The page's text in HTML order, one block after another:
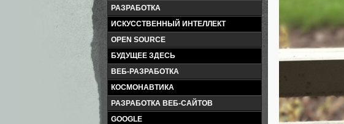
РАЗРАБОТКА
ИСКУССТВЕННЫЙ ИНТЕЛЛЕКТ
OPEN SOURCE
БУДУЩЕЕ ЗДЕСЬ
ВЕБ-РАЗРАБОТКА
КОСМОНАВТИКА
РАЗРАБОТКА ВЕБ-САЙТОВ
GOOGLE